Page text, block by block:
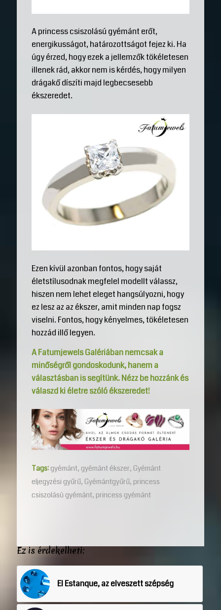
A princess csiszolású gyémánt erőt,
energikusságot, határozottságot fejez ki. Ha
úgy érzed, hogy ezek a jellemzők tökéletesen
illenek rád, akkor nem is kérdés, hogy milyen
drágakő díszíti majd legbecsesebb
ékszeredet.
Ezen kívül azonban fontos, hogy saját
életstílusodnak megfelel modellt válassz,
hiszen nem lehet eleget hangsúlyozni, hogy
ez lesz az az ékszer, amit minden nap fogsz
viselni. Fontos, hogy kényelmes, tökéletesen
hozzád illő legyen.
A Fatumjewels Galériában nemcsak a
minőségről gondoskodunk, hanem a
választásban is segítünk. Nézz be hozzánk és
válaszd ki életre szóló ékszeredet!
Tags:gyémánt, gyémánt ékszer, Gyémánt
eljegyzési gyűrű, Gyémántgyűrű, princess
csiszolású gyémánt, princess gyémánt
Ez is érdekelheti:
El Estanque, az elveszett szépség